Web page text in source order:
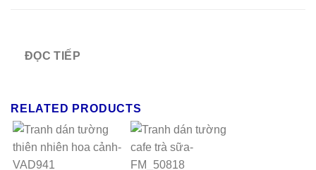
ĐỌC TIẾP
RELATED PRODUCTS